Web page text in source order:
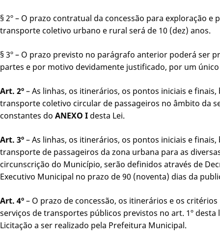
§ 2º – O prazo contratual da concessão para exploração e
transporte coletivo urbano e rural será de 10 (dez) anos.
§ 3º – O prazo previsto no parágrafo anterior poderá ser
partes e por motivo devidamente justificado, por um
Art. 2º– As linhas, os itinerários, os pontos iniciais e
transporte coletivo circular de passageiros no âmbito da
constantes do ANEXO I desta Lei.
Art. 3º– As linhas, os itinerários, os pontos iniciais e
transporte de passageiros da zona urbana para as
circunscrição do Município, serão definidos através de
Executivo Municipal no prazo de 90 (noventa) dias da
Art. 4º– O prazo de concessão, os itinerários e os
serviços de transportes públicos previstos no art. 1º
Licitação a ser realizado pela Prefeitura Municipal.